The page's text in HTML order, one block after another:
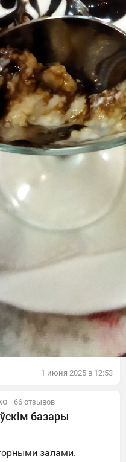
1 июня 2025 в 12:53
· 66 отзывов
базары
залами.